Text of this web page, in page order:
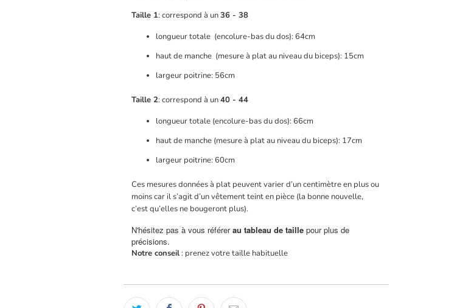
Taille 1: correspond à un36 - 38
longueur totale (encolure-bas du dos): 64cm
haut de manche (mesure à plat au niveau du biceps): 15cm
largeur poitrine: 56cm
Taille 2: correspond à un40 - 44
longueur totale (encolure-bas du dos): 66cm
haut de manche (mesure à plat au niveau du biceps): 17cm
largeur poitrine: 60cm
Ces mesures données à plat peuvent varier d’un centimètre en plus ou
moins car il s’agit d’un vêtement teint en pièce (la bonne nouvelle,
c’est qu’elles ne bougeront plus).
N'hésitez pas à vous référerau tableau de taille pour plus de
précisions.
Notre conseil: prenez votre taille habituelle